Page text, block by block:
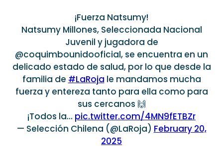
¡Fuerza Natsumy!
Natsumy Millones, Seleccionada Nacional
Juvenil y jugadora de
@coquimbounidooficial, se encuentra en un
delicado estado de salud, por lo que desde la
familia de #LaRoja le mandamos mucha
fuerza y entereza tanto para ella como para
sus cercanos 🙌
¡Todos la… pic.twitter.com/4MN9fETBZr
— Selección Chilena (@LaRoja) February 20,
2025